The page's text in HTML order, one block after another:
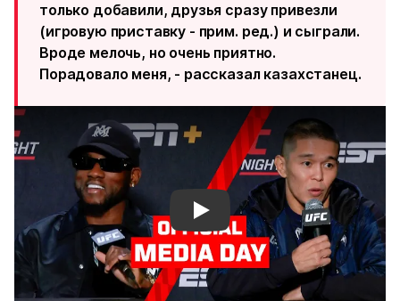
только добавили, друзья сразу привезли
(игровую приставку - прим. ред.) и сыграли.
Вроде мелочь, но очень приятно.
Порадовало меня, - рассказал казахстанец.
Смотреть видео YouTube